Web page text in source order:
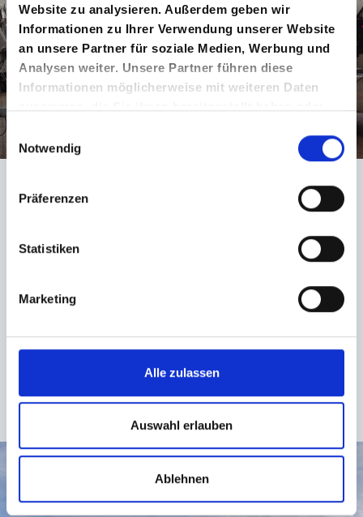
Website zu analysieren. Außerdem geben wir
Informationen zu Ihrer Verwendung unserer Website
an unsere Partner für soziale Medien, Werbung und
Analysen weiter. Unsere Partner führen diese
Informationen möglicherweise mit weiteren Daten
gesammelt haben.
Einwilligungsauswahl
Notwendig
Präferenzen
Statistiken
Marketing
Alle zulassen
Auswahl erlauben
Ablehnen
Kran Vermietung
Zu unserem Fuhrpark gehört auch ein Kran den wir vermieten.
max. Hakenhöhe 34 m; max. Nutzlast 1500 kg